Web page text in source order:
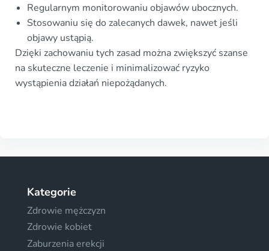
Regularnym monitorowaniu objawów ubocznych.
Stosowaniu się do zalecanych dawek, nawet jeśli
objawy ustąpią.
Dzięki zachowaniu tych zasad można zwiększyć szanse
na skuteczne leczenie i minimalizować ryzyko
wystąpienia działań niepożądanych.
Kategorie
Zdrowie mężczyzn
Zdrowie kobiet
Zaburzenia erekcji